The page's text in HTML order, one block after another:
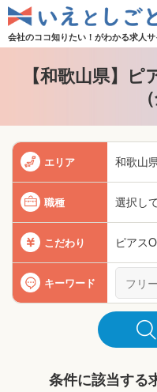
会社のココ知りたい！がわかる求人サ
【和歌山県】
エリア 和歌山
職種 選択し
こだわり ピアス
キーワード
条件に該当する